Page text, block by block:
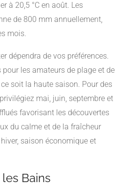
à 20,5 °C en août. Les
de 800 mm annuellement,
mois.
dépendra de vos préférences.
les amateurs de plage et de
soit la haute saison. Pour des
mai, juin, septembre et
favorisant les découvertes
du calme et de la fraîcheur
saison économique et
Bains